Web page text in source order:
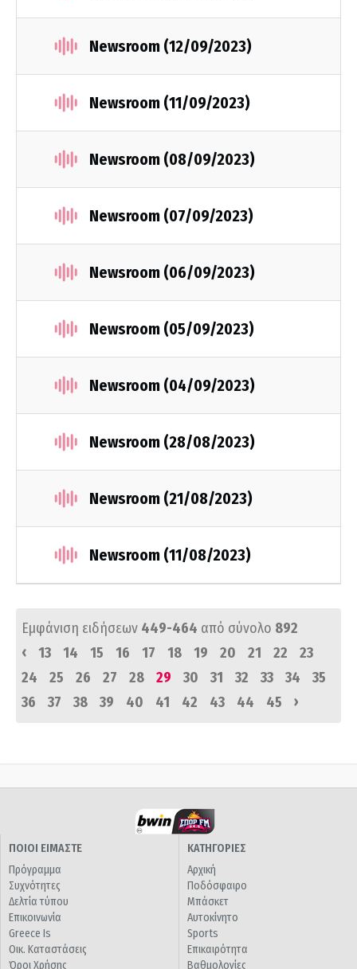
Newsroom (12/09/2023)
Newsroom (11/09/2023)
Newsroom (08/09/2023)
Newsroom (07/09/2023)
Newsroom (06/09/2023)
Newsroom (05/09/2023)
Newsroom (04/09/2023)
Newsroom (28/08/2023)
Newsroom (21/08/2023)
Newsroom (11/08/2023)
Εμφάνιση ειδήσεων 449-464 από σύνολο 892
‹
13 14 15 16 17 18 19 20 21 22
23
24
25 26 27 28 29 30 31 32 33 34
35
36
37 38 39 40 41 42 43 44 45 ›
ΠΟΙΟΙ ΕΙΜΑΣΤΕ
Πρόγραμμα
Συχνότητες
Δελτία τύπου
Επικοινωνία
Greece Is
Οικ. Καταστάσεις
Όροι Χρήσης
ΚΑΤΗΓΟΡΙΕΣ
Αρχική
Ποδόσφαιρο
Μπάσκετ
Αυτοκίνητο
Sports
Επικαιρότητα
Βαθμολογίες